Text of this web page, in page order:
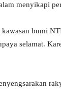
menyikapi
bumi
selamat.